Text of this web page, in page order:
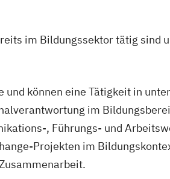
im Bildungssektor tätig sind
können eine Tätigkeit in
im
, Führungs- und
Projekten im